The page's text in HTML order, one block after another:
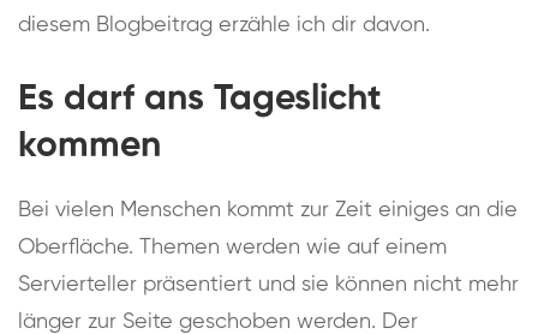
diesem Blogbeitrag erzähle ich dir davon.
Es darf ans Tageslicht
kommen
Bei vielen Menschen kommt zur Zeit einiges an die
Oberfläche. Themen werden wie auf einem
Servierteller präsentiert und sie können nicht mehr
länger zur Seite geschoben werden. Der